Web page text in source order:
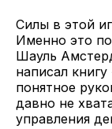
Силы в этой
Именно это
Шауль
написал
понятное
давно не
управления